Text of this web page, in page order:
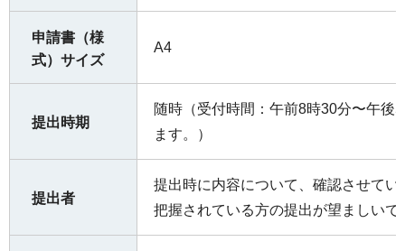
申請書（様
式）サイズ
A4
提出時期
随時（受付時間：午前8時30分〜午
ます。）
提出者
提出時に内容について、確認させて
把握されている方の提出が望ましいで